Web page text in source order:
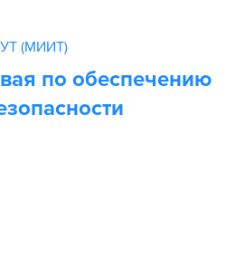
(МИИТ)
по обеспечению